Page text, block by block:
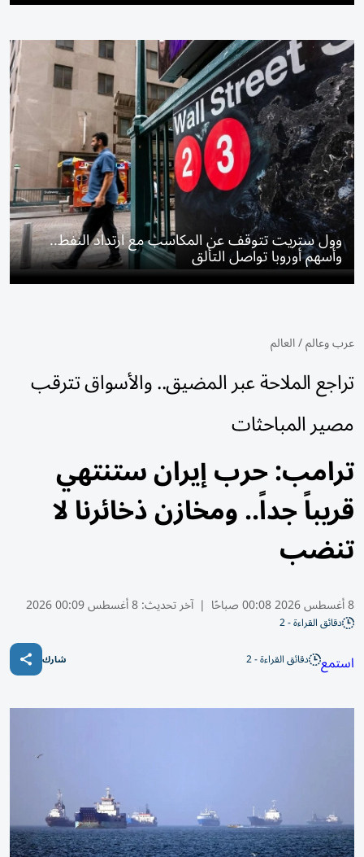
وول ستريت تتوقف عن المكاسب مع ارتداد النفط..
وأسهم أوروبا تواصل التألق
عرب وعالم/العالم
تراجع الملاحة عبر المضيق.. والأسواق تترقب
مصير المباحثات
ترامب: حرب إيران ستنتهي
قريباً جداً.. ومخازن ذخائرنا لا
تنضب
8 أغسطس 2026 00:08 صباحًا | آخر تحديث:8 أغسطس 00:09 2026
دقائق القراءة - 2
استمع دقائق القراءة - 2 شارك